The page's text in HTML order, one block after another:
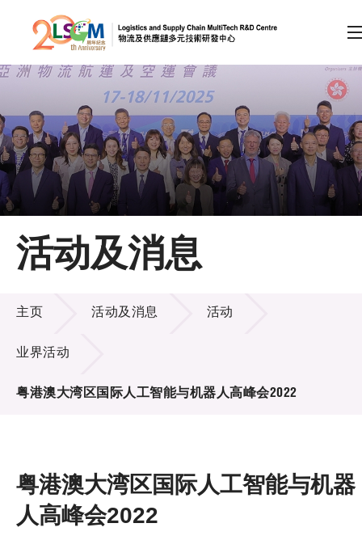
跳到内容（按回车键）
会员登录
A A EN 繁 简
主页
关于LSCM
技术商品化
项目及资助计划
新闻中心
活动及消息
活动及消息
主页 活动及消息 活动
业界活动
粤港澳大湾区国际人工智能与机器人高峰会2022
粤港澳大湾区国际人工智能与机器
人高峰会2022